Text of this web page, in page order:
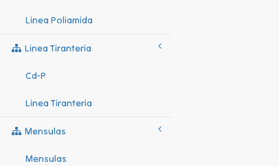
Linea Poliamida
Linea Tiranteria
Cd-P
Linea Tiranteria
Mensulas
Mensulas